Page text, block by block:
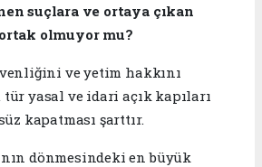
suçlara ve ortaya çıkan
olmuyor mu?
ve yetim hakkını
yasal ve idari açık kapıları
kapatması şarttır.
dönmesindeki en büyük